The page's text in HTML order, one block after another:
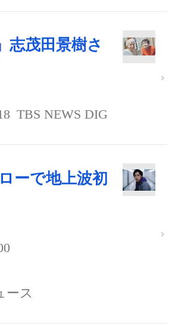
志茂田景樹さ
TBS NEWS DIG
ーで地上波初
ース